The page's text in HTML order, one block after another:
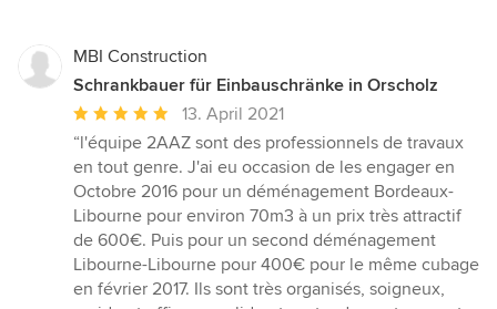
MBI Construction
Schrankbauer für Einbauschränke in Orscholz
Durchschnittliche
Bewertung:
5
von
5
Sternen
13. April 2021
“l'équipe 2AAZ sont des professionnels de travaux
en tout genre. J'ai eu occasion de les engager en
Octobre 2016 pour un déménagement Bordeaux-
Libourne pour environ 70m3 à un prix très attractif
de 600€. Puis pour un second déménagement
Libourne-Libourne pour 400€ pour le même cubage
en février 2017. Ils sont très organisés, soigneux,